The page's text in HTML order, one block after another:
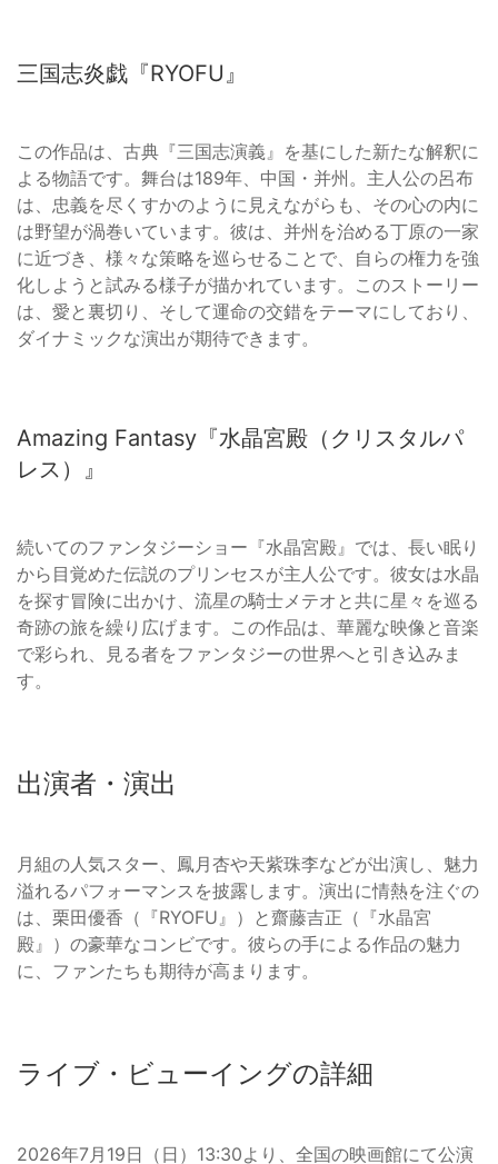
三国志炎戯『RYOFU』
この作品は、古典『三国志演義』を基にした新たな解釈に
よる物語です。舞台は189年、中国・并州。主人公の呂布
は、忠義を尽くすかのように見えながらも、その心の内に
は野望が渦巻いています。彼は、并州を治める丁原の一家
に近づき、様々な策略を巡らせることで、自らの権力を強
化しようと試みる様子が描かれています。このストーリー
は、愛と裏切り、そして運命の交錯をテーマにしており、
ダイナミックな演出が期待できます。
Amazing Fantasy『水晶宮殿（クリスタルパ
レス）』
続いてのファンタジーショー『水晶宮殿』では、長い眠り
から目覚めた伝説のプリンセスが主人公です。彼女は水晶
を探す冒険に出かけ、流星の騎士メテオと共に星々を巡る
奇跡の旅を繰り広げます。この作品は、華麗な映像と音楽
で彩られ、見る者をファンタジーの世界へと引き込みま
す。
出演者・演出
月組の人気スター、鳳月杏や天紫珠李などが出演し、魅力
溢れるパフォーマンスを披露します。演出に情熱を注ぐの
は、栗田優香（『RYOFU』）と齋藤吉正（『水晶宮
殿』）の豪華なコンビです。彼らの手による作品の魅力
に、ファンたちも期待が高まります。
ライブ・ビューイングの詳細
2026年7月19日（日）13:30より、全国の映画館にて公演